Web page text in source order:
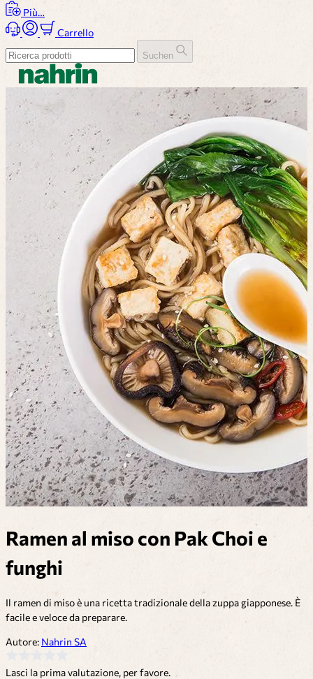
Più…
Carrello
Suchen
Ramen al miso con Pak Choi e
funghi
Il ramen di miso è una ricetta tradizionale della zuppa giapponese. È
facile e veloce da preparare.
Autore: Nahrin SA
Lasci la prima valutazione, per favore.